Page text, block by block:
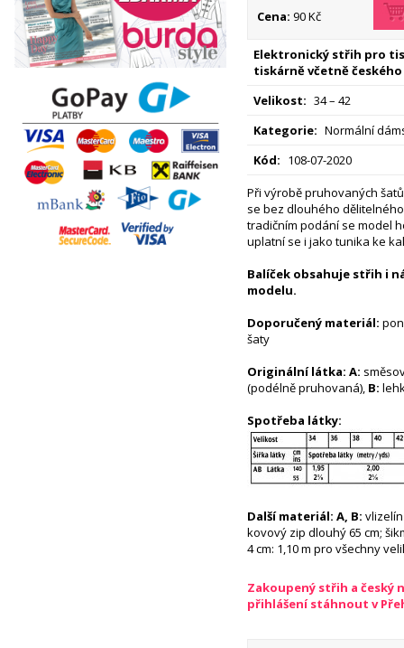
Cena: 90 Kč
Elektronický střih pro
tiskárně včetně českého
Velikost: 34 – 42
Kategorie: Normální
Kód: 108-07-2020
Při výrobě pruhovaných
se bez dlouhého
tradičním podání se model
uplatní se i jako tunika ke
Balíček obsahuje střih i
modelu.
Doporučený materiál:
šaty
Originální látka: A:
(podélně pruhovaná), B:
Spotřeba látky:
Další materiál: A, B:
kovový zip dlouhý 65 cm;
4 cm: 1,10 m pro všechny
Zakoupený střih a český
přihlášení stáhnout v